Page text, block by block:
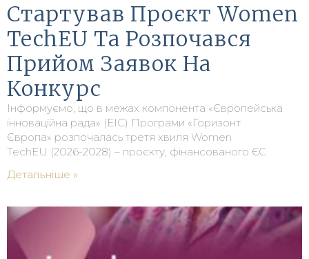
Стартував Проєкт Women
TechEU Та Розпочався
Прийом Заявок На
Конкурс
Інформуємо, що в межах компонента «Європейська
інноваційна рада» (EIC) Програми «Горизонт
Європа» розпочалась третя хвиля Women
TechEU (2026-2028) – проєкту, фінансованого ЄС
Детальніше »